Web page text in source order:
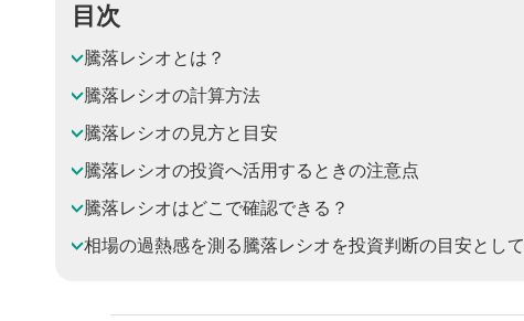
目次
騰落レシオとは？
騰落レシオの計算方法
騰落レシオの見方と目安
騰落レシオの投資へ活用するときの注意点
騰落レシオはどこで確認できる？
相場の過熱感を測る騰落レシオを投資判断の目安とし